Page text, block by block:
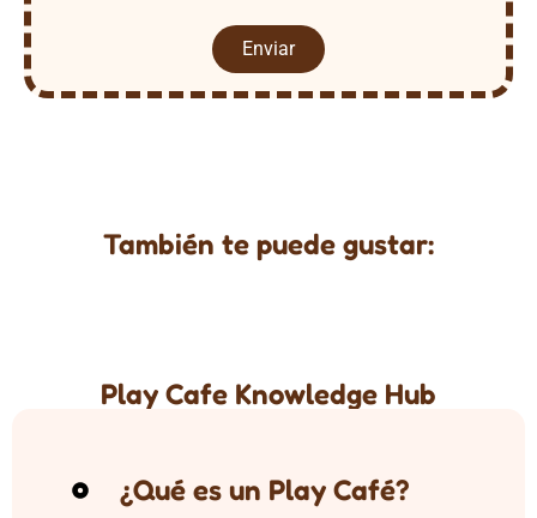
Enviar
También te puede gustar:
Play Cafe Knowledge Hub
¿Qué es un Play Café?